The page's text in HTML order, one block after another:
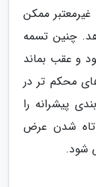
ممکن
چنین تسمه
و عقب بماند
محکم تر در
پیشرانه را
شدن عرض
شود.